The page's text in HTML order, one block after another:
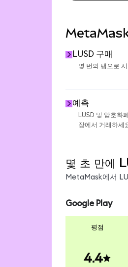
MetaMask
LUSD 구매
몇 번의 탭으로
예측
LUSD 및 암호화
장에서 거래하세
몇 초 만에
MetaMask에서
Google Play
평점
4.4